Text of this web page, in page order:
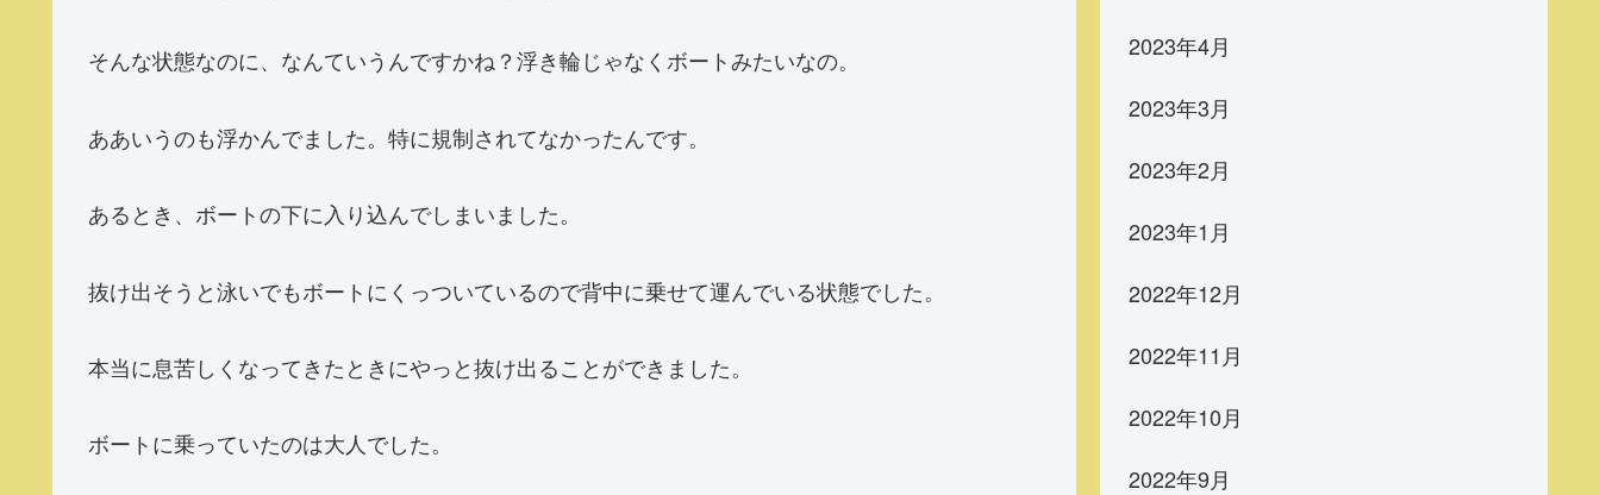
そんな状態なのに、なんていうんですかね？浮き輪じゃなくボートみたいなの。
ああいうのも浮かんでました。特に規制されてなかったんです。
あるとき、ボートの下に入り込んでしまいました。
抜け出そうと泳いでもボートにくっついているので背中に乗せて運んでいる状態でした。
本当に息苦しくなってきたときにやっと抜け出ることができました。
ボートに乗っていたのは大人でした。
2023年4月
2023年3月
2023年2月
2023年1月
2022年12月
2022年11月
2022年10月
2022年9月